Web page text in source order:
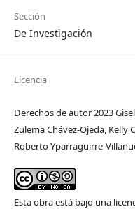
Sección
De Investigación
Licencia
Derechos de autor 2023
Zulema Chávez-Ojeda, Kelly
Roberto Yparraguirre-
Esta obra está bajo una